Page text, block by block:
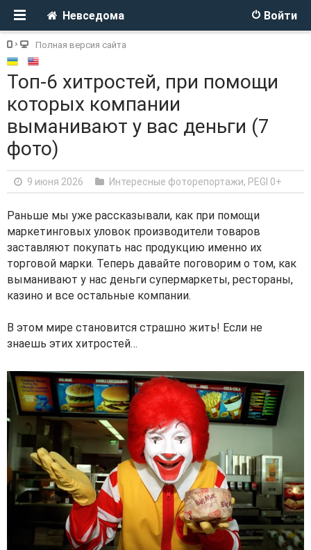
Войти
Невседома
Полная версия сайта
Топ-6 хитростей, при помощи
которых компании
выманивают у вас деньги (7
фото)
9 июня 2026 Интересные фоторепортажи, PEGI 0+
Раньше мы уже рассказывали, как при помощи
маркетинговых уловок производители товаров
заставляют покупать нас продукцию именно их
торговой марки. Теперь давайте поговорим о том, как
выманивают у нас деньги супермаркеты, рестораны,
казино и все остальные компании.
В этом мире становится страшно жить! Если не
знаешь этих хитростей…